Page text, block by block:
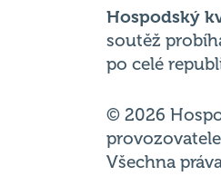
Hospodský
soutěž
po celé
© 2026
Všechna